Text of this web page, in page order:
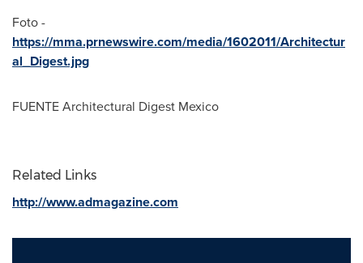
Foto -
https://mma.prnewswire.com/media/1602011/Architectur
al_Digest.jpg
FUENTEArchitectural Digest Mexico
Related Links
http://www.admagazine.com